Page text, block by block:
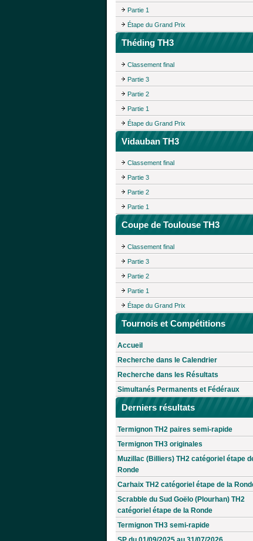
Partie 1
Étape du Grand Prix
Théding TH3
Classement final
Partie 3
Partie 2
Partie 1
Étape du Grand Prix
Vidauban TH3
Classement final
Partie 3
Partie 2
Partie 1
Coupe de Toulouse TH3
Classement final
Partie 3
Partie 2
Partie 1
Étape du Grand Prix
Tournois et Compétitions
Accueil
Recherche dans le Calendrier
Recherche dans les Résultats
Simultanés Permanents et Fédéraux
Derniers résultats
Termignon TH2 paires semi-rapide
Termignon TH3 originales
Muzillac (Billiers) TH2 catégoriel étape
Ronde
Carhaix TH2 catégoriel étape de la
Scrabble du Sud Goëlo (Plourhan) TH2
catégoriel étape de la Ronde
Termignon TH3 semi-rapide